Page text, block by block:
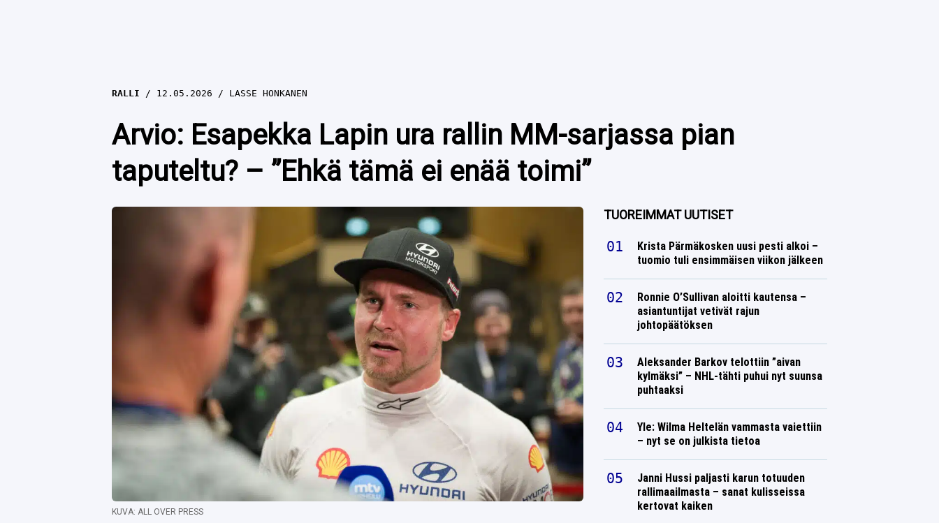
RALLI 12.05.2026 LASSE HONKANEN
Arvio: Esapekka Lapin ura rallin MM-sarjassa pian
taputeltu? – ”Ehkä tämä ei enää toimi”
KUVA: ALL OVER PRESS
TUOREIMMAT UUTISET
Krista Pärmäkosken uusi pesti alkoi –
tuomio tuli ensimmäisen viikon jälkeen
Ronnie O’Sullivan aloitti kautensa –
asiantuntijat vetivät rajun
johtopäätöksen
Aleksander Barkov telottiin ”aivan
kylmäksi” – NHL-tähti puhui nyt suunsa
puhtaaksi
Yle: Wilma Heltelän vammasta vaiettiin
– nyt se on julkista tietoa
Janni Hussi paljasti karun totuuden
rallimaailmasta – sanat kulisseissa
kertovat kaiken